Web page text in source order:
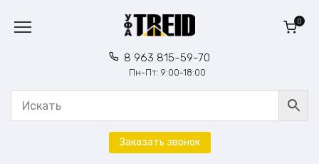
содержанию
8 963 815-59-70
Пн-Пт: 9:00-18:00
0
Заказать звонок